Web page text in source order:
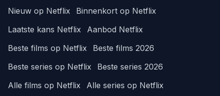
Nieuw op Netflix
Binnenkort op Netflix
Laatste kans Netflix
Aanbod Netflix
Beste films op Netflix
Beste films 2026
Beste series op Netflix
Beste series 2026
Alle films op Netflix
Alle series op Netflix